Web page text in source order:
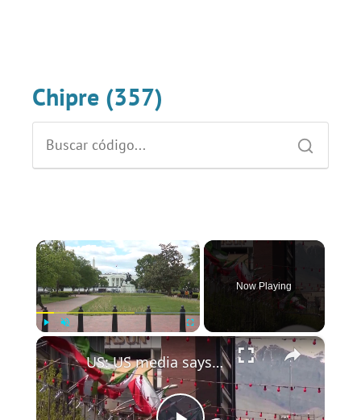
Chipre (357)
×
Play Unmute Fullscreen
Now Playing
×
US: US media says US, Iran negotiators agree on potential MoU; Iran denies.